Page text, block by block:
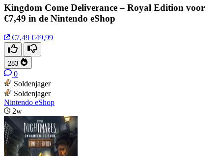
Kingdom Come Deliverance – Royal Edition voor
€7,49 in de Nintendo eShop
€7,49 €49,99
283
0
Soldenjager
Soldenjager
Nintendo eShop
2w